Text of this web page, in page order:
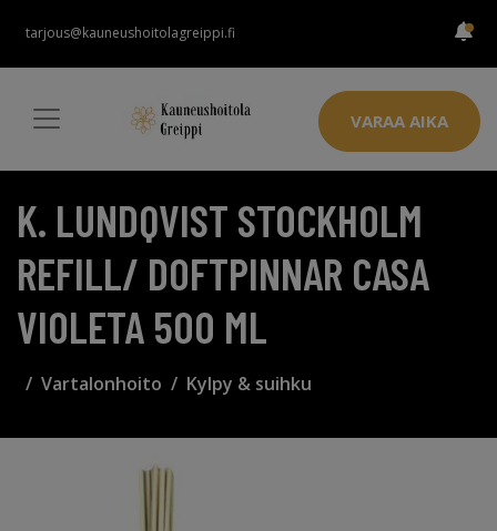
tarjous@kauneushoitolagreippi.fi
VARAA AIKA
K. LUNDQVIST STOCKHOLM
REFILL/ DOFTPINNAR CASA
VIOLETA 500 ML
Vartalonhoito Kylpy & suihku